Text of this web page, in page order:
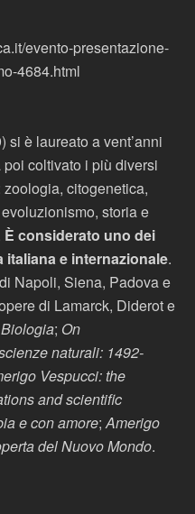
evento-presentazione-
4684.html
si è laureato a vent’anni
coltivato i più diversi
citogenetica,
storia e
È considerato uno dei
e internazionale.
Napoli, Siena, Padova e
di Lamarck, Diderot e
Biologia; On
naturali: 1492-
Vespucci: the
and scientific
e con amore; Amerigo
del Nuovo Mondo.